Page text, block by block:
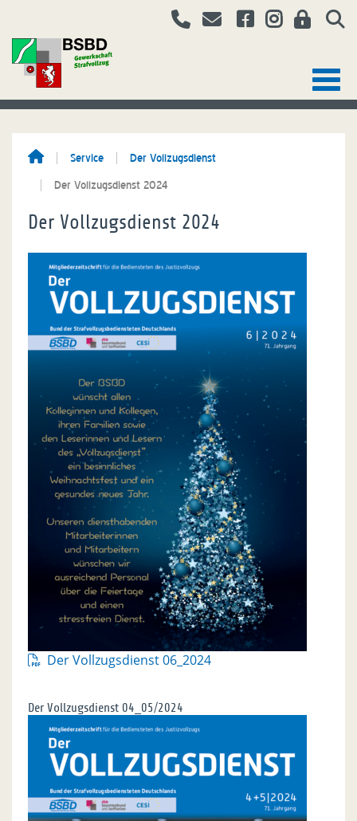
Service Der Vollzugsdienst
Der Vollzugsdienst 2024
Der Vollzugsdienst 2024
Der Vollzugsdienst 06_2024
Der Vollzugsdienst 04_05/2024